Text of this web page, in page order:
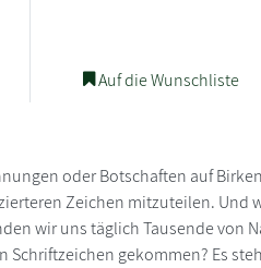
Auf die Wunschliste
oder Botschaften auf
Zeichen mitzuteilen. Und
wir uns täglich Tausende von
gekommen? Es